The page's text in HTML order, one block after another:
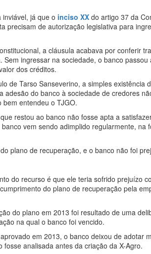
já que o inciso XX do artigo 37 da
precisam de autorização legislativa para
a cláusula acabava por conferir
ingressar na sociedade, o banco passou
dos créditos.
de Tarso Sanseverino, a simples existência
adesão do banco à sociedade de credores
entendeu o TJGO.
restou ao banco não fosse apta a
vem sendo adimplido regularmente, na
plano de recuperação, e o banco não foi
do recurso é que ele teria sofrido prejuízo
do plano de recuperação pela
do plano em 2013 foi resultado de uma
na qual o banco foi vencido.
em 2013, o banco deixou de adotar
analisada antes da criação da X-Agro.